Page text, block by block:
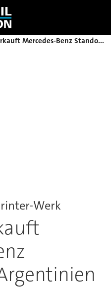
Deshalb verkauft Mercedes-Benz Standort in Argentinien
Werk